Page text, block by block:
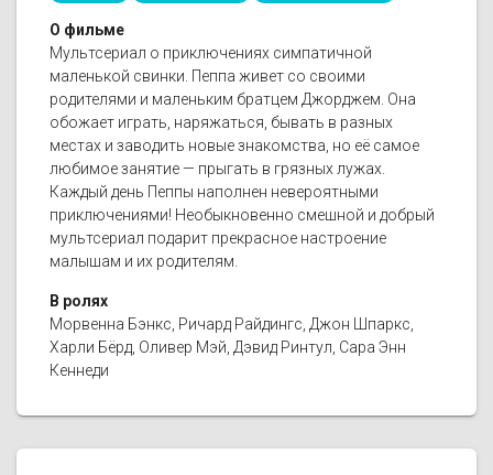
О фильме
Мультсериал о приключениях симпатичной
маленькой свинки. Пеппа живет со своими
родителями и маленьким братцем Джорджем. Она
обожает играть, наряжаться, бывать в разных
местах и заводить новые знакомства, но её самое
любимое занятие — прыгать в грязных лужах.
Каждый день Пеппы наполнен невероятными
приключениями! Необыкновенно смешной и добрый
мультсериал подарит прекрасное настроение
малышам и их родителям.
В ролях
Морвенна Бэнкс, Ричард Райдингс, Джон Шпаркс,
Харли Бёрд, Оливер Мэй, Дэвид Ринтул, Сара Энн
Кеннеди